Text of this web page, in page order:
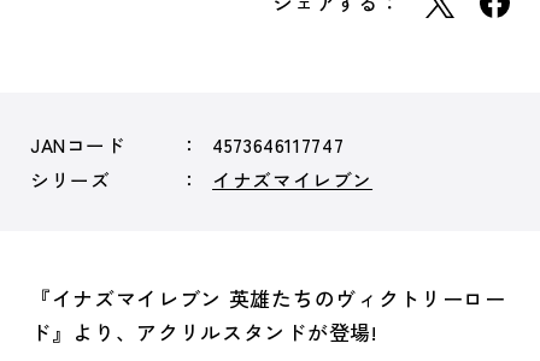
JANコード
4573646117747
シリーズ
イナズマイレブン
『イナズマイレブン 英雄たちのヴィクトリーロー
ド』より、アクリルスタンドが登場!